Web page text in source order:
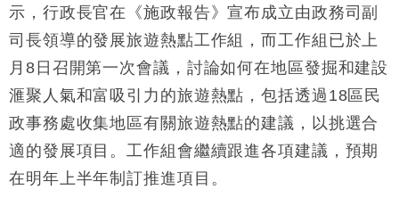
16:05 財經｜日經失守6.5萬點後回穩 全周仍升近2%
粦接任
15:11
財經｜韓股反覆波動收跌 連挫7周創逾3年最長跌勢
13:44
財經｜內地7月美元計價出口增近24%勝預期 貿易順
差達1125億美元
12:44
財經｜日本春季三度入市撐日圓 4月單日斥6.28萬億
示，行政長官在《施政報告》宣布成立由政務司副
司長領導的發展旅遊熱點工作組，而工作組已於上
月8日召開第一次會議，討論如何在地區發掘和建設
滙聚人氣和富吸引力的旅遊熱點，包括透過18區民
政事務處收集地區有關旅遊熱點的建議，以挑選合
適的發展項目。工作組會繼續跟進各項建議，預期
在明年上半年制訂推進項目。